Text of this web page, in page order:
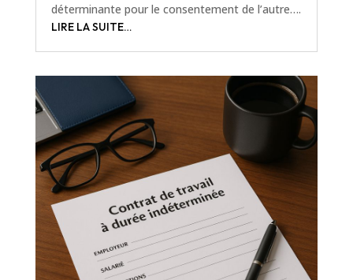
déterminante pour le consentement de l’autre….
LIRE LA SUITE…